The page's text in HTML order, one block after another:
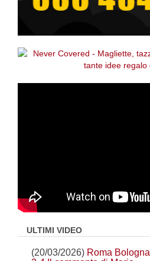
ULTIMI VIDEO
(20/03/2026) Roma Bologna